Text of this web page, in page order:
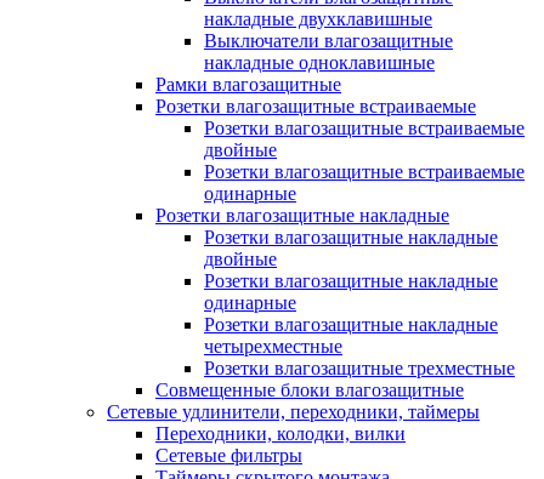
накладные двухклавишные
Выключатели влагозащитные
накладные одноклавишные
Рамки влагозащитные
Розетки влагозащитные встраиваемые
Розетки влагозащитные встраиваемые
двойные
Розетки влагозащитные встраиваемые
одинарные
Розетки влагозащитные накладные
Розетки влагозащитные накладные
двойные
Розетки влагозащитные накладные
одинарные
Розетки влагозащитные накладные
четырехместные
Розетки влагозащитные трехместные
Совмещенные блоки влагозащитные
Сетевые удлинители, переходники, таймеры
Переходники, колодки, вилки
Сетевые фильтры